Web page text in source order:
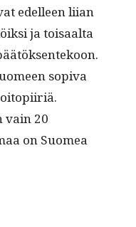
edelleen liian
ja toisaal­ta
sopi­va
vain 20
on Suomea